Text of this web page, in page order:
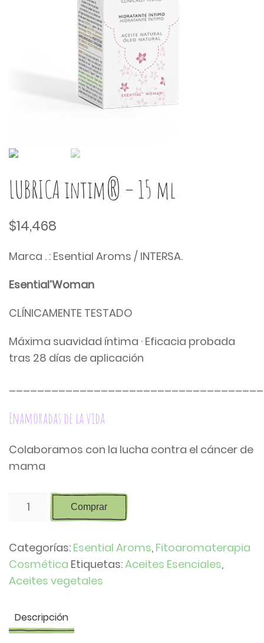
LUBRICA intim® – 15 ml
$14,468
Marca . : Esential Aroms / INTERSA.
Esential’Woman
CLÍNICAMENTE TESTADO
Máxima suavidad íntima · Eficacia probada
tras 28 días de aplicación
Enamoradas de la vida
Colaboramos con la lucha contra el cáncer de
mama
LUBRICA
15
ml
cantidad
Comprar
Categorías: Esential Aroms, Fitoaromaterapia
Cosmética Etiquetas:Aceites Esenciales,
Aceites vegetales
Descripción